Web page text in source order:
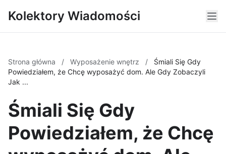
Kolektory Wiadomości
Strona główna / Wyposażenie wnętrz /
Śmiali Się Gdy
Powiedziałem, że Chcę wyposażyć dom. Ale Gdy Zobaczyli
Jak ...
Śmiali Się Gdy
Powiedziałem, że Chcę